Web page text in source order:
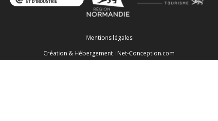
Mentions légales
-
Création & Hébergement : Net-Conception.com